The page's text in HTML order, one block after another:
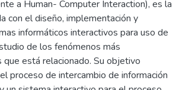
a Human- Computer Interaction), es la
con el diseño, implementación y
informáticos interactivos para uso de
de los fenómenos más
está relacionado. Su objetivo
proceso de intercambio de información